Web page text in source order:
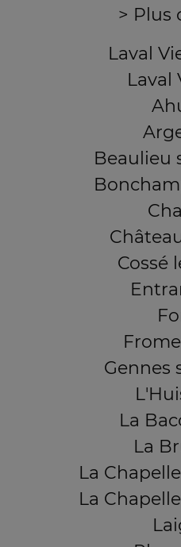
> Plus
Laval
Laval
Beaulieu
Cossé
Gennes
La
La
La
La